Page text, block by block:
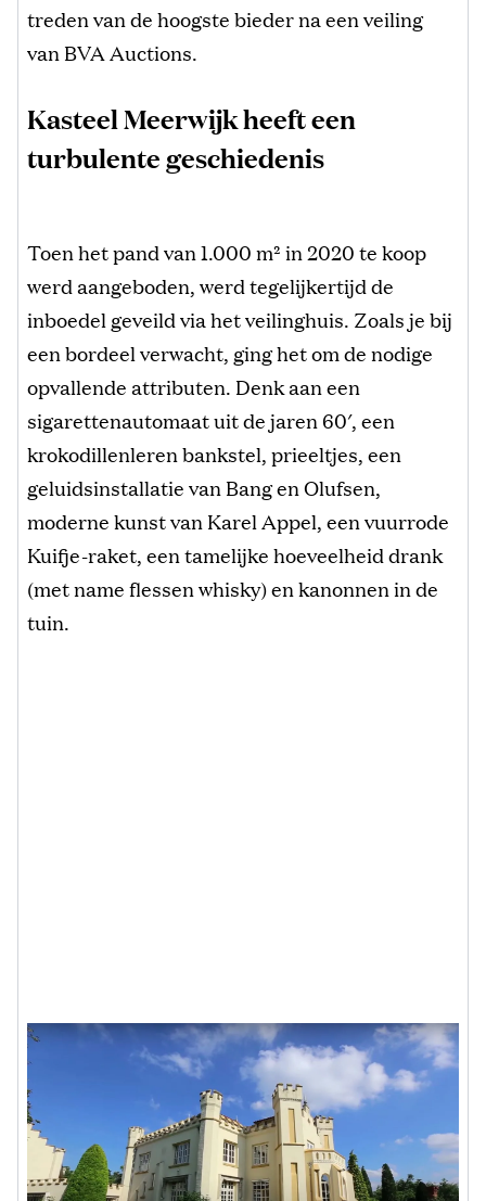
treden van de hoogste bieder na een veiling
van BVA Auctions.
Kasteel Meerwijk heeft een
turbulente geschiedenis
Toen het pand van 1.000 m² in 2020 te koop
werd aangeboden, werd tegelijkertijd de
inboedel geveild via het veilinghuis. Zoals je bij
een bordeel verwacht, ging het om de nodige
opvallende attributen. Denk aan een
sigarettenautomaat uit de jaren 60′, een
krokodillenleren bankstel, prieeltjes, een
geluidsinstallatie van Bang en Olufsen,
moderne kunst van Karel Appel, een vuurrode
Kuifje-raket, een tamelijke hoeveelheid drank
(met name flessen whisky) en kanonnen in de
tuin.